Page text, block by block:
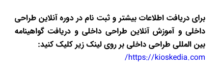
برای دریافت اطلاعات بیشتر و ثبت نام در دوره آنلاین طراحی
داخلی و آموزش آنلاین طراحی داخلی و دریافت گواهینامه
بین المللی طراحی داخلی بر روی لینک زیر کلیک کنید:
https://kioskedia.com/